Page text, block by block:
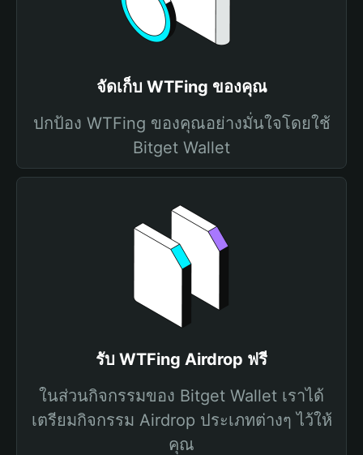
จัดเก็บ WTFing ของคุณ
ปกป้อง WTFing ของคุณอย่างมั่นใจโดยใช้
Bitget Wallet
รับ WTFing Airdrop ฟรี
ในส่วนกิจกรรมของ Bitget Wallet เราได้
เตรียมกิจกรรม Airdrop ประเภทต่างๆ ไว้ให้
คุณ